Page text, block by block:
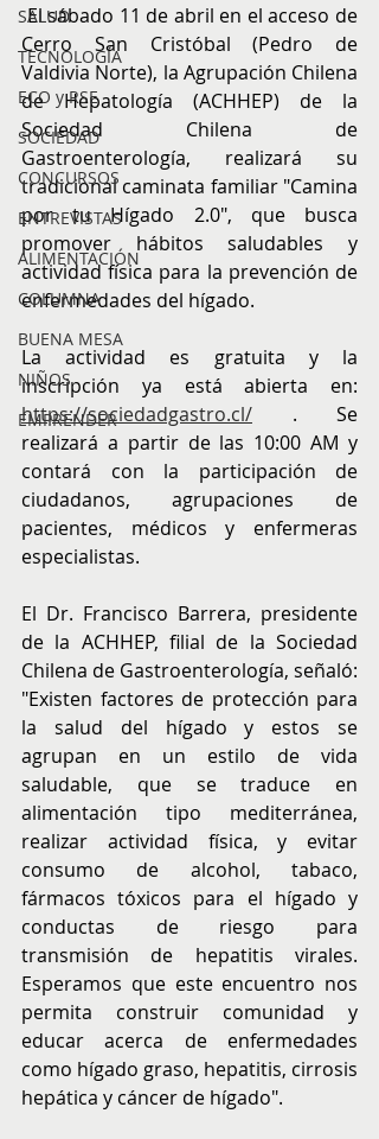
SALUD
TECNOLOGÍA
ECO y RSE
SOCIEDAD
CONCURSOS
ENTREVISTAS
ALIMENTACIÓN
COLUMNA
BUENA MESA
NIÑOS
EMPRENDER
El sábado 11 de abril en el acceso de
Cerro San Cristóbal (Pedro de
Valdivia Norte), la Agrupación Chilena
de Hepatología (ACHHEP) de la
Sociedad Chilena de
Gastroenterología, realizará su
tradicional caminata familiar "Camina
por tu Hígado 2.0", que busca
promover hábitos saludables y
actividad física para la prevención de
enfermedades del hígado.
La actividad es gratuita y la
https://sociedadgastro.cl/ . Se
realizará a partir de las 10:00 AM y
contará con la participación de
ciudadanos, agrupaciones de
pacientes, médicos y enfermeras
especialistas.
El Dr. Francisco Barrera, presidente
de la ACHHEP, filial de la Sociedad
Chilena de Gastroenterología, señaló:
"Existen factores de protección para
la salud del hígado y estos se
agrupan en un estilo de vida
saludable, que se traduce en
alimentación tipo mediterránea,
realizar actividad física, y evitar
consumo de alcohol, tabaco,
fármacos tóxicos para el hígado y
conductas de riesgo para
transmisión de hepatitis virales.
Esperamos que este encuentro nos
permita construir comunidad y
educar acerca de enfermedades
como hígado graso, hepatitis, cirrosis
hepática y cáncer de hígado".